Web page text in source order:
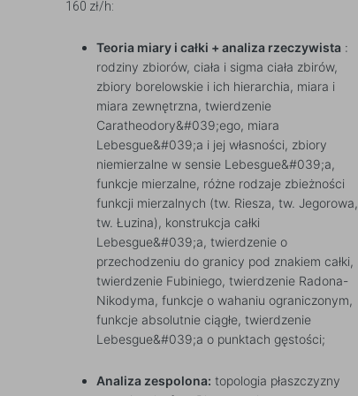
160 zł/h:
Teoria miary i całki + analiza rzeczywista :
rodziny zbiorów, ciała i sigma ciała zbirów,
zbiory borelowskie i ich hierarchia, miara i
miara zewnętrzna, twierdzenie
Caratheodory&#039;ego, miara
Lebesgue&#039;a i jej własności, zbiory
niemierzalne w sensie Lebesgue&#039;a,
funkcje mierzalne, różne rodzaje zbieżności
funkcji mierzalnych (tw. Riesza, tw. Jegorowa,
tw. Łuzina), konstrukcja całki
Lebesgue&#039;a, twierdzenie o
przechodzeniu do granicy pod znakiem całki,
twierdzenie Fubiniego, twierdzenie Radona-
Nikodyma, funkcje o wahaniu ograniczonym,
funkcje absolutnie ciągłe, twierdzenie
Lebesgue&#039;a o punktach gęstości;
Analiza zespolona: topologia płaszczyzny